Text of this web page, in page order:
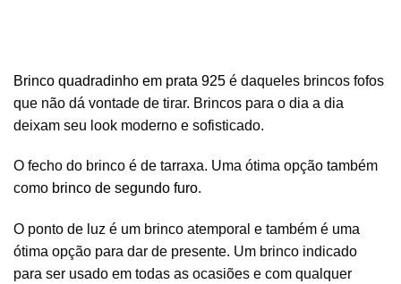
Brinco quadradinho em prata 925 é daqueles brincos fofos
que não dá vontade de tirar. Brincos para o dia a dia
deixam seu look moderno e sofisticado.
O fecho do brinco é de tarraxa. Uma ótima opção também
como brinco de segundo furo.
O ponto de luz é um brinco atemporal e também é uma
ótima opção para dar de presente. Um brinco indicado
para ser usado em todas as ocasiões e com qualquer